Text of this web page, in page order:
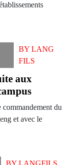
BY LANG
FILS
aux
du
et avec le